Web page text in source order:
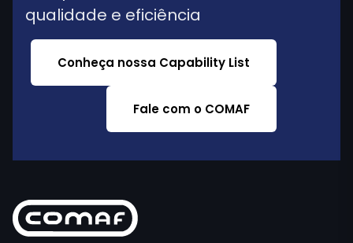
qualidade e eficiência
Conheça nossa Capability List
Fale com o COMAF